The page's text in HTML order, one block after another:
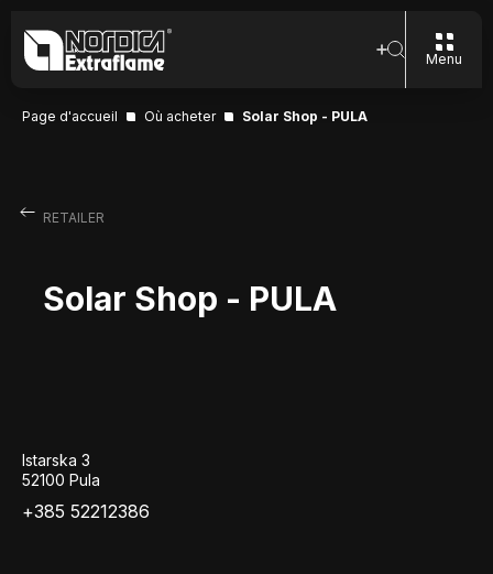
Menu
Page d'accueil Où acheter Solar Shop - PULA
RETAILER
Solar Shop - PULA
Istarska 3
52100 Pula
+385 52212386